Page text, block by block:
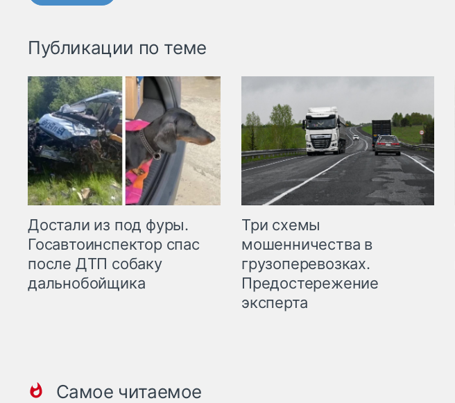
Публикации по теме
Достали из под фуры.
Госавтоинспектор спас
после ДТП собаку
дальнобойщика
Три схемы
мошенничества в
грузоперевозках.
Предостережение
эксперта
Самое читаемое